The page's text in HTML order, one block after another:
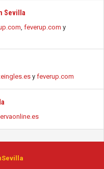
Sevilla
, feverup.com y
y feverup.com